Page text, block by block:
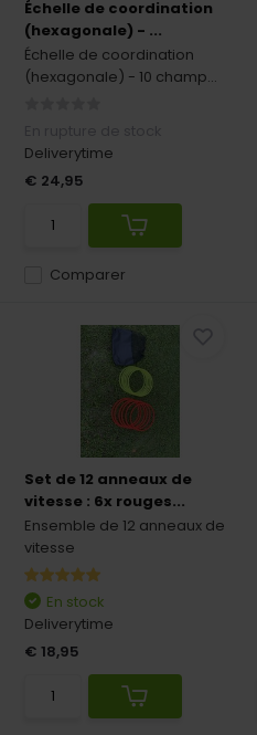
Échelle de coordination
(hexagonale) - ...
Échelle de coordination
(hexagonale) - 10 champ...
Comparer
Deliverytime
€ 24,95
Set de 12 anneaux de
vitesse : 6x rouges...
Ensemble de 12 anneaux de
vitesse
En stock
Deliverytime
€ 18,95